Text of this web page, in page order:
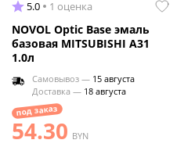
5.0 1 оценка
NOVOL Optic Base эмаль
базовая MITSUBISHI A31
1.0л
Самовывоз — 15 августа
Доставка — 18 августа
под заказ
54.30 BYN